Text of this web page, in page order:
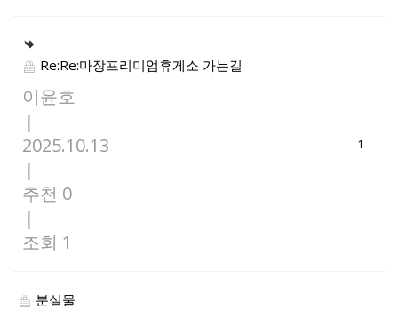
Re:Re:마장프리미엄휴게소 가는길
이윤호
|
2025.10.13
|
추천 0
|
조회 1
1
분실물